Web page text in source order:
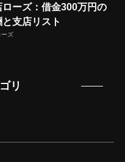
ーズ：借金300万円の
支店リスト
ーズ
リ